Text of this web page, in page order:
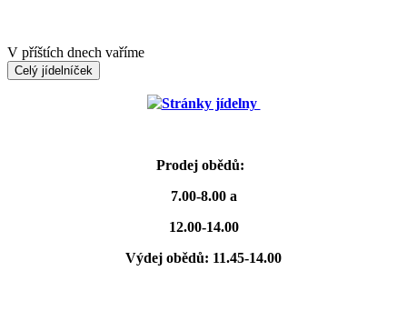
V příštích dnech vaříme
Celý jídelníček
Stránky jídelny
Prodej obědů:
7.00-8.00 a
12.00-14.00
Výdej obědů: 11.45-14.00